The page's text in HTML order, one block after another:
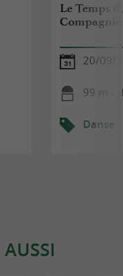
Le Temps
20/09/
99 m -
Danse
AUSSI